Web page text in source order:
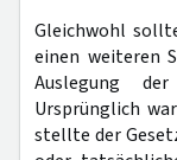
Gleichwohl
einen weiteren
Auslegung der
Ursprünglich
stellte der